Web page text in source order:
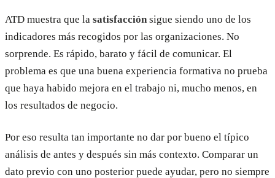
ATD muestra que la satisfacciónsigue siendo uno de los
indicadores más recogidos por las organizaciones. No
sorprende. Es rápido, barato y fácil de comunicar. El
problema es que una buena experiencia formativa no prueba
que haya habido mejora en el trabajo ni, mucho menos, en
los resultados de negocio.
Por eso resulta tan importante no dar por bueno el típico
análisis de antes y después sin más contexto. Comparar un
dato previo con uno posterior puede ayudar, pero no siempre